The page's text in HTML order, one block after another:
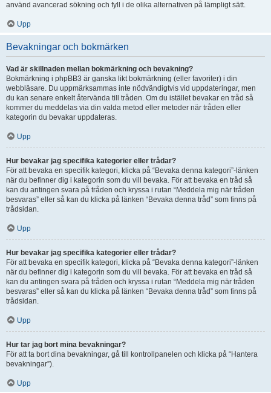
använd avancerad sökning och fyll i de olika alternativen på lämpligt sätt.
Upp
Bevakningar och bokmärken
Vad är skillnaden mellan bokmärkning och bevakning?
Bokmärkning i phpBB3 är ganska likt bokmärkning (eller favoriter) i din
webbläsare. Du uppmärksammas inte nödvändigtvis vid uppdateringar, men
du kan senare enkelt återvända till tråden. Om du istället bevakar en tråd så
kommer du meddelas via din valda metod eller metoder när tråden eller
kategorin du bevakar uppdateras.
Upp
Hur bevakar jag specifika kategorier eller trådar?
För att bevaka en specifik kategori, klicka på “Bevaka denna kategori”-länken
när du befinner dig i kategorin som du vill bevaka. För att bevaka en tråd så
kan du antingen svara på tråden och kryssa i rutan “Meddela mig när tråden
besvaras” eller så kan du klicka på länken “Bevaka denna tråd” som finns på
trådsidan.
Upp
Hur bevakar jag specifika kategorier eller trådar?
För att bevaka en specifik kategori, klicka på “Bevaka denna kategori”-länken
när du befinner dig i kategorin som du vill bevaka. För att bevaka en tråd så
kan du antingen svara på tråden och kryssa i rutan “Meddela mig när tråden
besvaras” eller så kan du klicka på länken “Bevaka denna tråd” som finns på
trådsidan.
Upp
Hur tar jag bort mina bevakningar?
För att ta bort dina bevakningar, gå till kontrollpanelen och klicka på “Hantera
bevakningar”).
Upp